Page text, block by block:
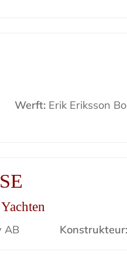
Werft:Erik Eriksson
AB Konstrukteur: